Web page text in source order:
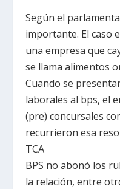
Según el
importante. El caso
una empresa que
se llama alimentos
Cuando se
laborales al bps, el
(pre) concursales
recurrieron esa
TCA
BPS no abonó los
la relación, entre